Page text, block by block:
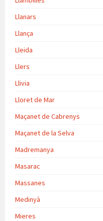
Llanars
Llança
Lleida
Llers
Llivia
Lloret de Mar
Maçanet de Cabrenys
Maçanet de la Selva
Madremanya
Masarac
Massanes
Medinyà
Mieres